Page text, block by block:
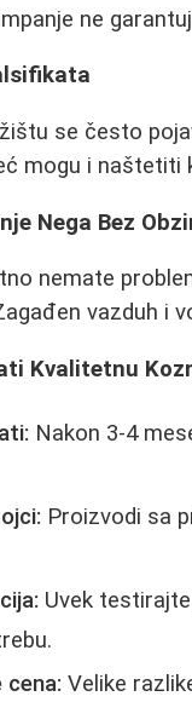
ne
se često
mogu i naštetiti
Nega Bez
nemate
vazduh i
Kvalitetnu
Nakon 3-4
Proizvodi sa
Uvek
cena: Velike